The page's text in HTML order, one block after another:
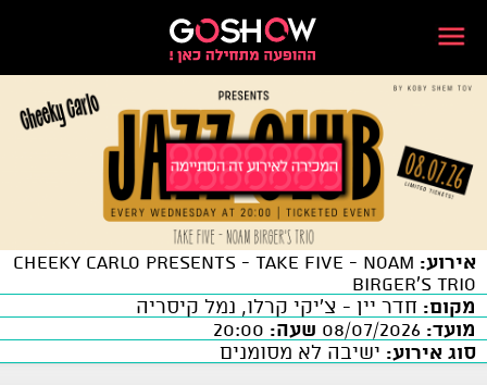
אירוע: Cheeky Carlo presents - TAKE FIVE - Noam
Birger's Trio
מקום: חדר יין - צ'יקי קרלו, נמל קיסריה
מועד:
שעה:
סוג אירוע: ישיבה לא מסומנים